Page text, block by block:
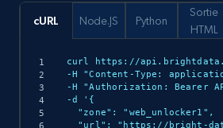
cURL
curl https://
-H "Content-Type:
-H "Authorization: Bearer
-d '{
Node.JS Python
Sortie
HTML